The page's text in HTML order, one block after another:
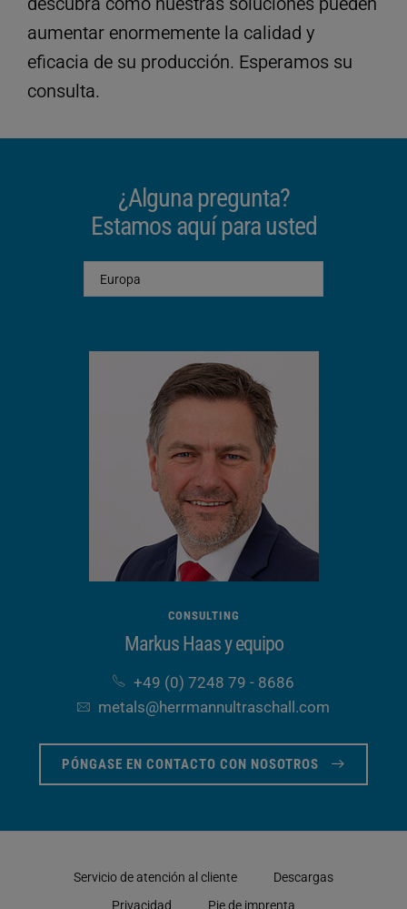
aumentar enormemente la calidad y
eficacia de su producción. Esperamos su
consulta.
¿Alguna pregunta?
Estamos aquí para usted
CONSULTING
Markus Haas y equipo
+49 (0) 7248 79 - 8686
metals​@herrmannultraschall​.com
PÓNGASE EN CONTACTO CON NOSOTROS
Servicio de atención al cliente
Descargas
Privacidad
Pie de imprenta